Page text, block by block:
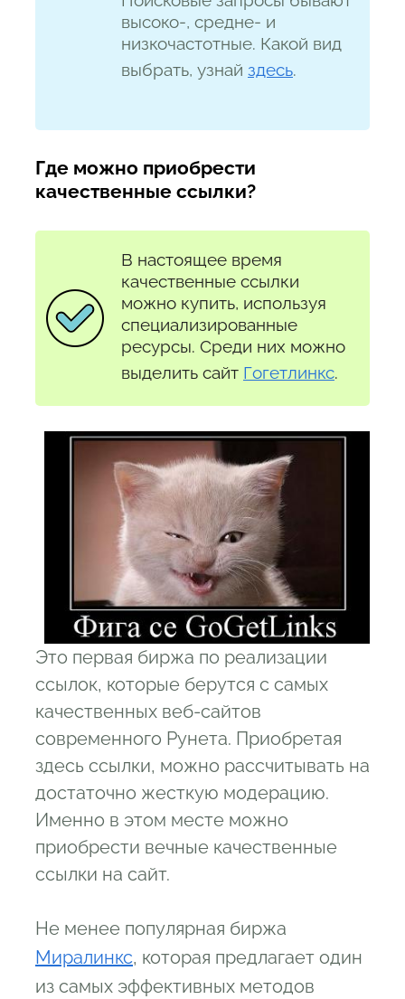
высоко-, средне- и
низкочастотные. Какой вид
выбрать, узнай здесь.
Где можно приобрести
качественные ссылки?
В настоящее время
качественные ссылки
можно купить, используя
специализированные
ресурсы. Среди них можно
выделить сайт Гогетлинкс.
Это первая биржа по реализации
ссылок, которые берутся с самых
качественных веб-сайтов
современного Рунета. Приобретая
здесь ссылки, можно рассчитывать на
достаточно жесткую модерацию.
Именно в этом месте можно
приобрести вечные качественные
ссылки на сайт.
Не менее популярная биржа
Миралинкс, которая предлагает один
из самых эффективных методов